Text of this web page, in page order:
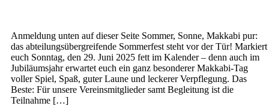
Anmeldung unten auf dieser Seite Sommer, Sonne, Makkabi pur:
das abteilungsübergreifende Sommerfest steht vor der Tür! Markiert
euch Sonntag, den 29. Juni 2025 fett im Kalender – denn auch im
Jubiläumsjahr erwartet euch ein ganz besonderer Makkabi-Tag
voller Spiel, Spaß, guter Laune und leckerer Verpflegung. Das
Beste: Für unsere Vereinsmitglieder samt Begleitung ist die
Teilnahme […]